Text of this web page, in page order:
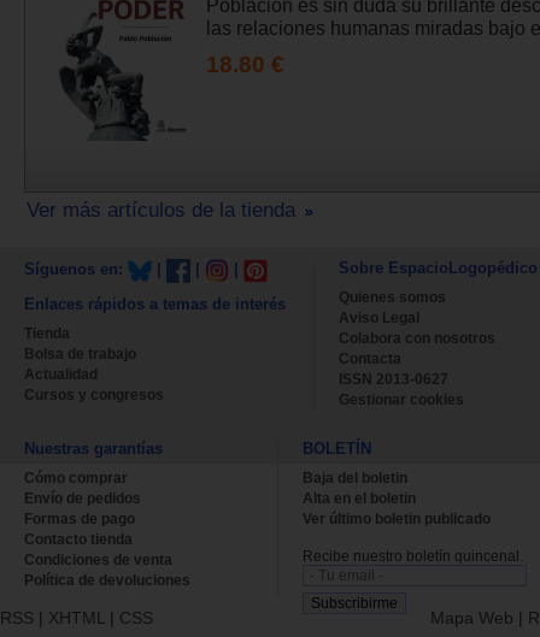
Población es sin duda su brillante
las relaciones humanas miradas bajo
18.80 €
Ver más artículos de la tienda
Síguenos en:
Enlaces rápidos a temas de interés
Tienda
Bolsa de trabajo
Actualidad
Cursos y congresos
Sobre EspacioLogopédico
Quienes somos
Aviso Legal
Colabora con nosotros
Contacta
ISSN 2013-0627
Gestionar cookies
Nuestras garantías
Cómo comprar
Envío de pedidos
Formas de pago
Contacto tienda
Condiciones de venta
Política de devoluciones
BOLETÍN
Baja del boletin
Alta en el boletin
Ver último boletin publicado
Recibe nuestro boletín quincenal.
RSS | XHTML | CSS Mapa Web |